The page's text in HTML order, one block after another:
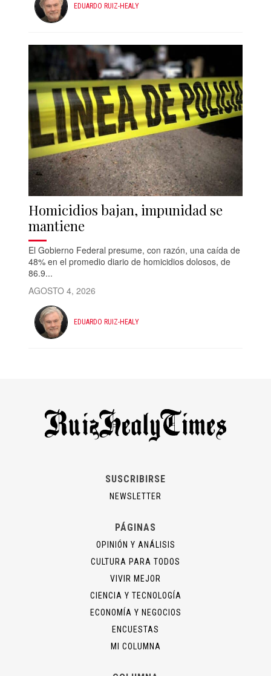
EDUARDO RUIZ-HEALY
Homicidios bajan, impunidad se
mantiene
El Gobierno Federal presume, con razón, una caída de
48% en el promedio diario de homicidios dolosos, de
86.9...
AGOSTO 4, 2026
EDUARDO RUIZ-HEALY
SUSCRIBIRSE
NEWSLETTER
PÁGINAS
OPINIÓN Y ANÁLISIS
CULTURA PARA TODOS
VIVIR MEJOR
CIENCIA Y TECNOLOGÍA
ECONOMÍA Y NEGOCIOS
ENCUESTAS
MI COLUMNA